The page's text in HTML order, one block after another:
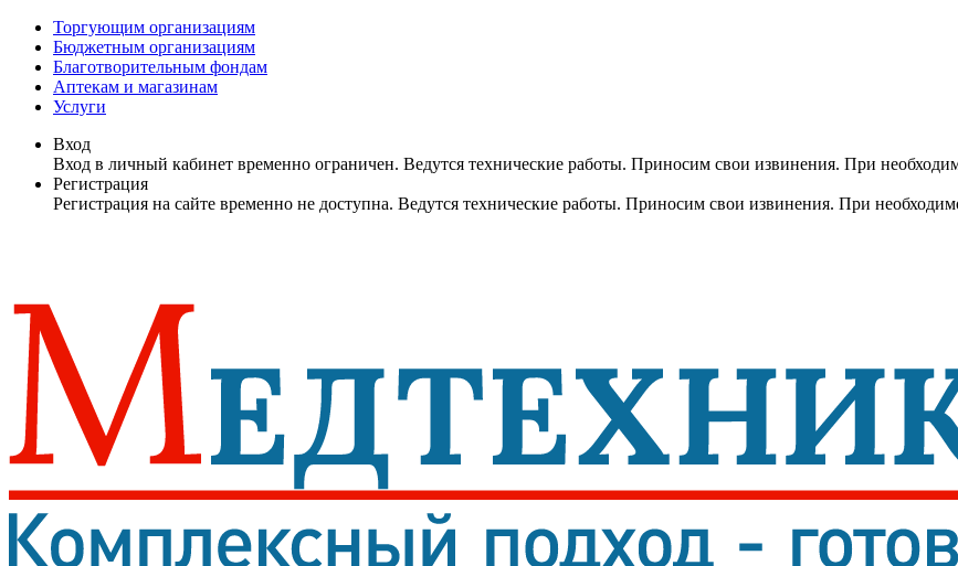
Торгующим организациям
Бюджетным организациям
Благотворительным фондам
Аптекам и магазинам
Услуги
Вход
Вход в личный кабинет временно ограничен. Ведутся технические работы. Приносим свои извинения. При
Регистрация
Регистрация на сайте временно не доступна. Ведутся технические работы. Приносим свои извинения. При